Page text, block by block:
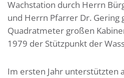
Wachstation durch Herrn
und Herrn Pfarrer Dr. Gering
Quadratmeter großen
1979 der Stützpunkt der
Im ersten Jahr unterstützten